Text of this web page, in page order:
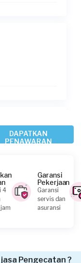
DAPATKAN
PENAWARAN
4
Garansi
Pekerjaan
Garansi
servis dan
asuransi
Pengecatan ?